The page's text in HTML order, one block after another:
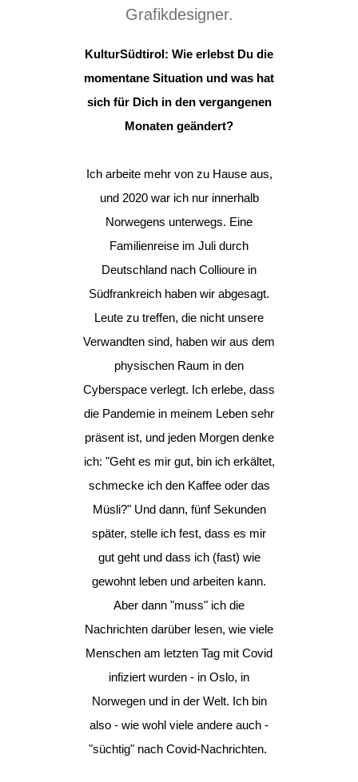
Grafikdesigner.
KulturSüdtirol: Wie erlebst Du die
momentane Situation und was hat
sich für Dich in den vergangenen
Monaten geändert?
Ich arbeite mehr von zu Hause aus,
und 2020 war ich nur innerhalb
Norwegens unterwegs. Eine
Familienreise im Juli durch
Deutschland nach Collioure in
Südfrankreich haben wir abgesagt.
Leute zu treffen, die nicht unsere
Verwandten sind, haben wir aus dem
physischen Raum in den
Cyberspace verlegt. Ich erlebe, dass
die Pandemie in meinem Leben sehr
präsent ist, und jeden Morgen denke
ich: "Geht es mir gut, bin ich erkältet,
schmecke ich den Kaffee oder das
Müsli?" Und dann, fünf Sekunden
später, stelle ich fest, dass es mir
gut geht und dass ich (fast) wie
gewohnt leben und arbeiten kann.
Aber dann "muss" ich die
Nachrichten darüber lesen, wie viele
Menschen am letzten Tag mit Covid
infiziert wurden - in Oslo, in
Norwegen und in der Welt. Ich bin
also - wie wohl viele andere auch -
"süchtig" nach Covid-Nachrichten.